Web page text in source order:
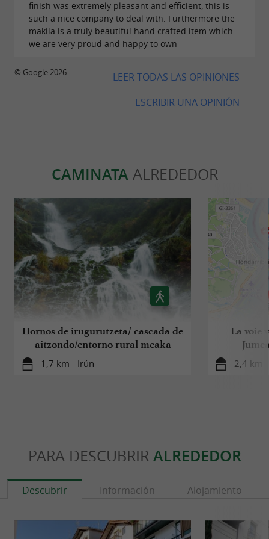
finish was extremely pleasant and efficient, this is
such a nice company to deal with. Furthermore the
makila is a truly beautiful hand crafted item which
we are very proud and happy to own
LEER TODAS LAS OPINIONES
ESCRIBIR UNA OPINIÓN
© Google 2026
CAMINATAALREDEDOR
Hornos de irugurutzeta/ cascada de
aitzondo/entorno rural meaka
1,7 km - Irún
La voie
2,4 km
PARA DESCUBRIR ALREDEDOR
Descubrir Información Alojamiento